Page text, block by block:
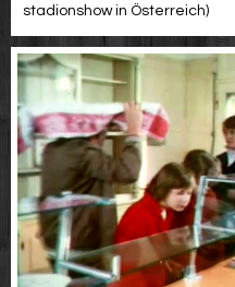
stadionshow in Österreich)